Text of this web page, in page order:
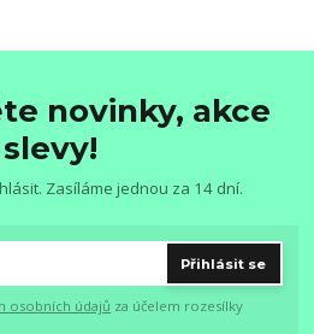
novinky, akce
Zasíláme jednou za 14 dní.
Přihlásit se
osobních údajů za účelem rozesílky